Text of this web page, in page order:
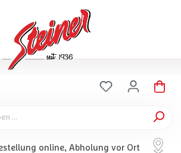
online, Abholung vor Ort